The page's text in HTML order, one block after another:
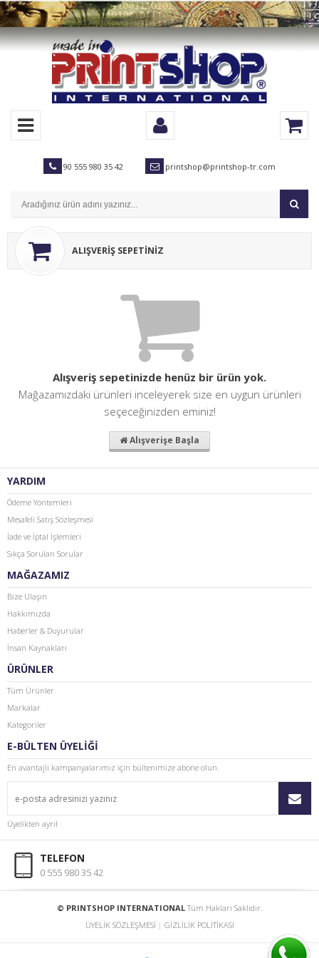
90 555 980 35 42 printshop@printshop-tr.com
ALIŞVERİŞ SEPETİNİZ
Alışveriş sepetinizde henüz bir ürün yok.
Mağazamızdaki ürünleri inceleyerek size en uygun ürünleri
seçeceğinizden eminiz!
Alışverişe Başla
YARDIM
Ödeme Yöntemleri
Mesafeli Satış Sözleşmesi
İade ve İptal İşlemleri
Sıkça Sorulan Sorular
MAĞAZAMIZ
Bize Ulaşın
Hakkımızda
Haberler & Duyurular
İnsan Kaynakları
ÜRÜNLER
Tüm Ürünler
Markalar
Kategoriler
E-BÜLTEN ÜYELİĞİ
En avantajlı kampanyalarımız için bültenimize abone olun.
Üyelikten ayrıl
TELEFON
0 555 980 35 42
© PRINTSHOP INTERNATIONALTüm Hakları Saklıdır.
ÜYELİK SÖZLEŞMESİ | GİZLİLİK POLİTİKASI